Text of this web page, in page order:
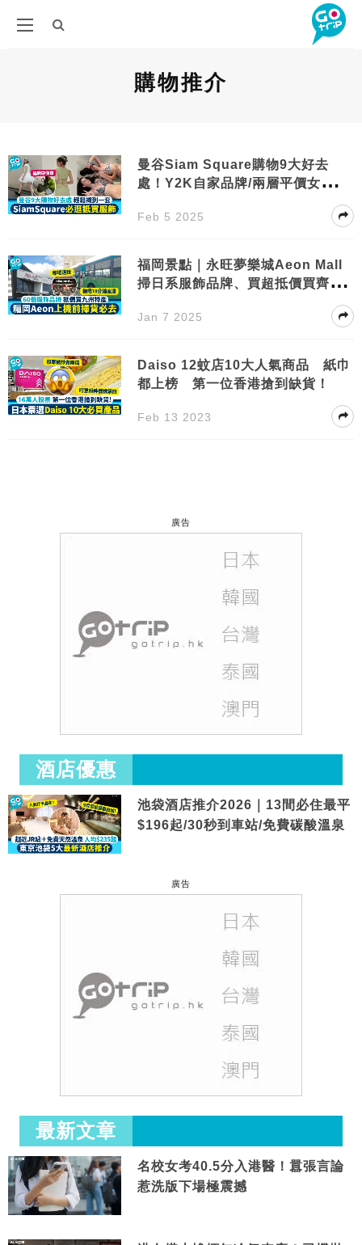
購物推介
曼谷Siam Square購物9大好去
處！Y2K自家品牌/兩層平價女裝服
Feb 5 2025
福岡景點｜永旺夢樂城Aeon Mall
掃日系服飾品牌、買超抵價買齊手
Jan 7 2025
Daiso 12蚊店10大人氣商品 紙巾
都上榜 第一位香港搶到缺貨！
Feb 13 2023
廣告
酒店優惠
池袋酒店推介2026｜13間必住最平
$196起/30秒到車站/免費碳酸溫泉
廣告
最新文章
名校女考40.5分入港醫！囂張言論
惹洗版下場極震撼